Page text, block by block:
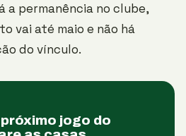
a permanência no clube,
vai até maio e não há
do vínculo.
jogo do